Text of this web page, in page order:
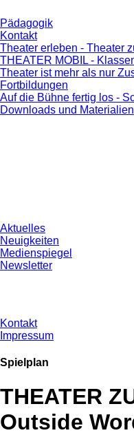
Pädagogik
Kontakt
Theater erleben - Theater
THEATER MOBIL -
Theater ist mehr als nur
Fortbildungen
Auf die Bühne fertig los -
Downloads und Materialien
Aktuelles
Neuigkeiten
Medienspiegel
Newsletter
Kontakt
Impressum
Spielplan
THEATER
Outside